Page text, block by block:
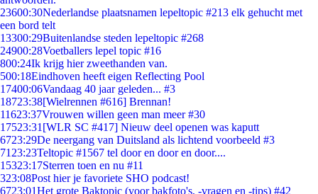
23600:30Nederlandse plaatsnamen lepeltopic #213 elk gehucht met
een bord telt
13300:29Buitenlandse steden lepeltopic #268
24900:28Voetballers lepel topic #16
800:24Ik krijg hier zweethanden van.
500:18Eindhoven heeft eigen Reflecting Pool
17400:06Vandaag 40 jaar geleden... #3
18723:38[Wielrennen #616] Brennan!
11623:37Vrouwen willen geen man meer #30
17523:31 [WLR SC #417] Nieuw deel openen was kaputt
6723:29De neergang van Duitsland als lichtend voorbeeld #3
71 23:23Teltopic #1567 tel door en door en door....
15323:17Sterren toen en nu #11
323:08Post hier je favoriete SHO podcast!
6723:01Het grote Baktopic (voor bakfoto's, -vragen en -tips) #42